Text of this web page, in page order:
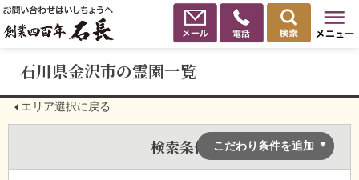
石川県金沢市の霊園一覧
エリア選択に戻る
こだわり条件を追加
検索条件